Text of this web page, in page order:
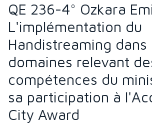
QE 236-4° Ozkara
L'implémentation du
Handistreaming dans
domaines relevant
compétences du
sa participation à
City Award